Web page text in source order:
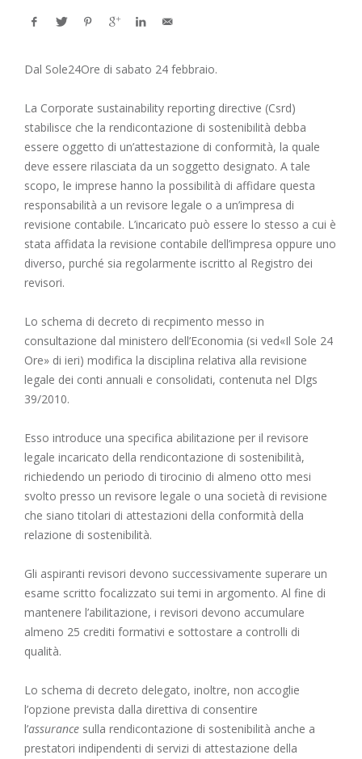
Dal Sole24Ore di sabato 24 febbraio.
La Corporate sustainability reporting directive (Csrd)
stabilisce che la rendicontazione di sostenibilità debba
essere oggetto di un’attestazione di conformità, la quale
deve essere rilasciata da un soggetto designato. A tale
scopo, le imprese hanno la possibilità di affidare questa
responsabilità a un revisore legale o a un’impresa di
revisione contabile. L’incaricato può essere lo stesso a cui è
stata affidata la revisione contabile dell’impresa oppure uno
diverso, purché sia regolarmente iscritto al Registro dei
revisori.
Lo schema di decreto di recpimento messo in
consultazione dal ministero dell’Economia (si ved«Il Sole 24
Ore» di ieri) modifica la disciplina relativa alla revisione
legale dei conti annuali e consolidati, contenuta nel Dlgs
39/2010.
Esso introduce una specifica abilitazione per il revisore
legale incaricato della rendicontazione di sostenibilità,
richiedendo un periodo di tirocinio di almeno otto mesi
svolto presso un revisore legale o una società di revisione
che siano titolari di attestazioni della conformità della
relazione di sostenibilità.
Gli aspiranti revisori devono successivamente superare un
esame scritto focalizzato sui temi in argomento. Al fine di
mantenere l’abilitazione, i revisori devono accumulare
almeno 25 crediti formativi e sottostare a controlli di
qualità.
Lo schema di decreto delegato, inoltre, non accoglie
l’opzione prevista dalla direttiva di consentire
l’assurance sulla rendicontazione di sostenibilità anche a
prestatori indipendenti di servizi di attestazione della